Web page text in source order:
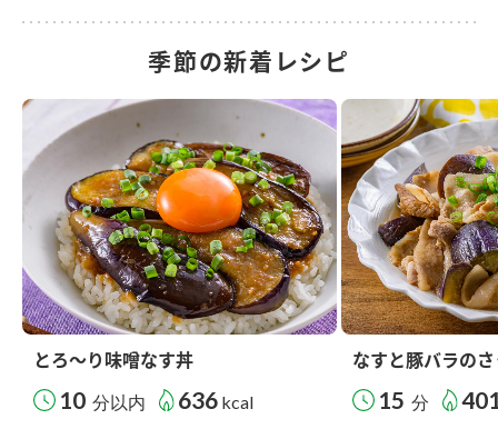
季節の新着レシピ
とろ～り味噌なす丼
10 分以内 636 kcal
なすと豚バラの
15 分